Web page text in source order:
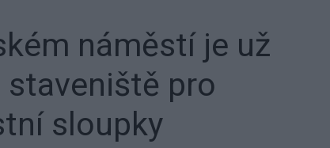
náměstí je už
staveniště pro
sloupky